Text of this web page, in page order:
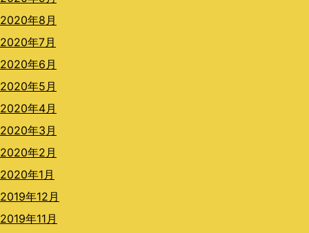
2020年8月
2020年7月
2020年6月
2020年5月
2020年4月
2020年3月
2020年2月
2020年1月
2019年12月
2019年11月